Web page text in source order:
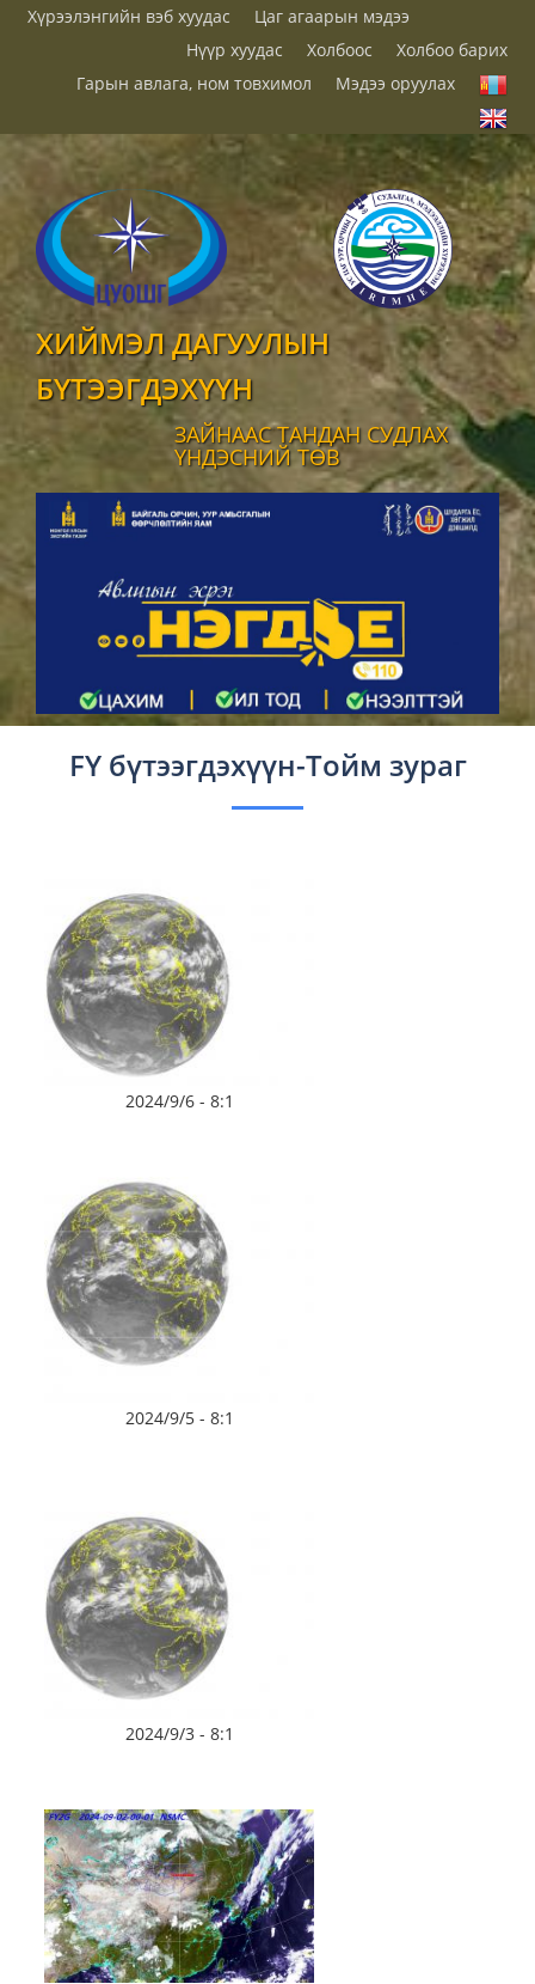
Хүрээлэнгийн вэб хуудас
Цаг агаарын мэдээ
Нүүр хуудас
Холбоос
Холбоо барих
Гарын авлага, ном товхимол
Мэдээ оруулах
ХИЙМЭЛ ДАГУУЛЫН
БҮТЭЭГДЭХҮҮН
ЗАЙНААС ТАНДАН СУДЛАХ
ҮНДЭСНИЙ ТӨВ
FY бүтээгдэхүүн-Тойм зураг
2024/9/6 - 8:1
2024/9/5 - 8:1
2024/9/3 - 8:1